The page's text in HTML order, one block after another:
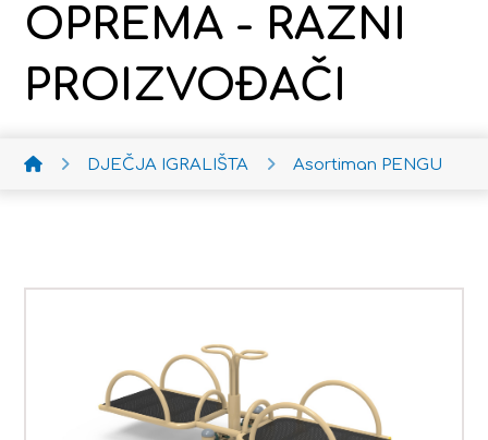
OPREMA - RAZNI
PROIZVOĐAČI
DJEČJA IGRALIŠTA Asortiman PENGU